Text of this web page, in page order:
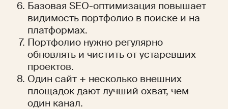
Базовая SEO-оптимизация повышает
видимость портфолио в поиске и на
платформах.
Портфолио нужно регулярно
обновлять и чистить от устаревших
проектов.
Один сайт + несколько внешних
площадок дают лучший охват, чем
один канал.